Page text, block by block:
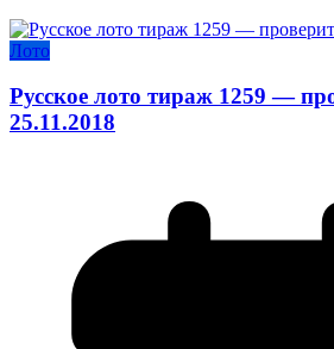
Лото
Русское лото тираж 1259 —
25.11.2018